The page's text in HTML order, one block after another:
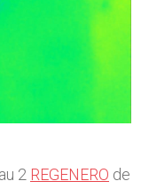
2 REGENERO de